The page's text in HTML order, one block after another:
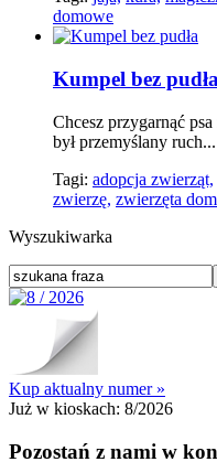
domowe
Kumpel bez pudła
Chcesz przygarnąć
był przemyślany ruch...
Tagi: adopcja zwierząt,
zwierzę, zwierzęta
Wyszukiwarka
Kup aktualny numer »
Już w kioskach: 8/2026
Pozostań z nami w